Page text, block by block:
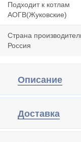
Подходит к котлам
АОГВ(Жуковские)
Страна
Россия
Описание
Доставка